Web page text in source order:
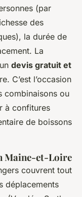
(par
des
la durée de
La
devis gratuit et
C’est l’occasion
combinaisons ou
à confitures
de boissons
Maine-et-Loire
couvrent tout
déplacements